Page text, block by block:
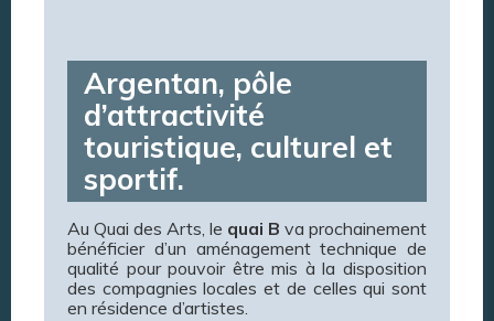
Argentan, pôle
d’attractivité
touristique, culturel et
sportif.
Au Quai des Arts, le quai B va prochainement
bénéficier d’un aménagement technique de
qualité pour pouvoir être mis à la disposition
des compagnies locales et de celles qui sont
en résidence d’artistes.